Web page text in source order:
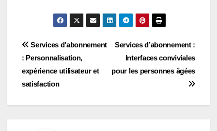
Post
navigation
Services d’abonnement :
Interfaces conviviales
pour les personnes âgées
Services d’abonnement
: Personnalisation,
expérience utilisateur et
satisfaction